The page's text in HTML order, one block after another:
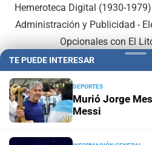
Hemeroteca Digital (1930-1979)
Administración y Publicidad -
Opcionales con El
TE PUEDE INTERESAR
DEPORTES
Murió Jorge
Messi